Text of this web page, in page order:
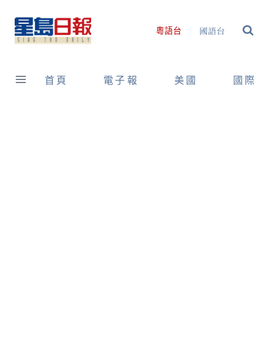
content
粵語台 國語台
首頁 電子報 美國 國際